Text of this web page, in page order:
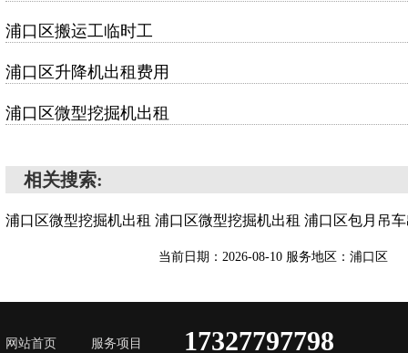
浦口区搬运工临时工
浦口区升降机出租费用
浦口区微型挖掘机出租
相关搜索:
浦口区微型挖掘机出租 浦口区微型挖掘机出租 浦口区包月吊
当前日期：2026-08-10 服务地区：浦口区
网站首页 服务项目 17327797798